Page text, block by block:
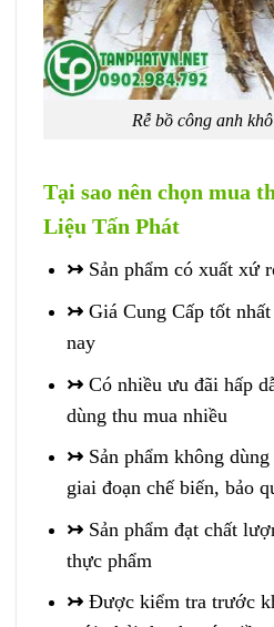
Rễ bồ công anh
Tại sao nên chọn mua
Liệu Tấn Phát
↣ Sản phẩm có xuất xứ
↣ Giá Cung Cấp tốt
nay
↣ Có nhiều ưu đãi hấp
dùng thu mua nhiều
↣ Sản phẩm không
giai đoạn chế biến, bảo
↣ Sản phẩm đạt chất
thực phẩm
↣ Được kiểm tra trước